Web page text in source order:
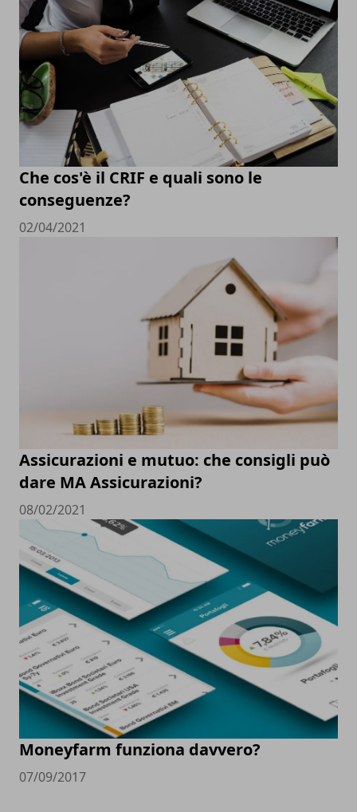
Che cos'è il CRIF e quali sono le
conseguenze?
02/04/2021
Assicurazioni e mutuo: che consigli può
dare MA Assicurazioni?
08/02/2021
Moneyfarm funziona davvero?
07/09/2017